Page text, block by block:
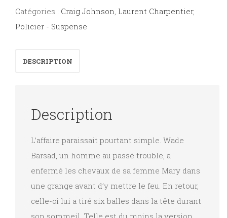
Catégories : Craig Johnson, Laurent Charpentier,
Policier - Suspense
DESCRIPTION
Description
L’affaire paraissait pourtant simple. Wade
Barsad, un homme au passé trouble, a
enfermé les chevaux de sa femme Mary dans
une grange avant d’y mettre le feu. En retour,
celle-ci lui a tiré six balles dans la tête durant
son sommeil. Telle est du moins la version